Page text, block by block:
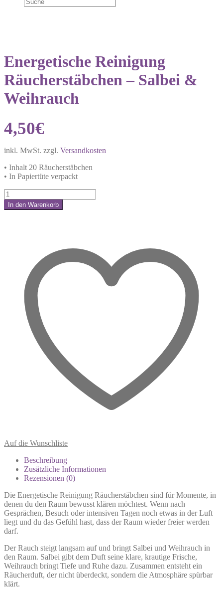
Energetische Reinigung
Räucherstäbchen – Salbei &
Weihrauch
4,50€
inkl. MwSt. zzgl. Versandkosten
• Inhalt 20 Räucherstäbchen
• In Papiertüte verpackt
Energetische
Reinigung
Räucherstäbchen
In den Warenkorb
Auf die Wunschliste
Beschreibung
Zusätzliche Informationen
Rezensionen (0)
Die Energetische Reinigung Räucherstäbchen sind für Momente, in
denen du den Raum bewusst klären möchtest. Wenn nach
Gesprächen, Besuch oder intensiven Tagen noch etwas in der Luft
liegt und du das Gefühl hast, dass der Raum wieder freier werden
darf.
Der Rauch steigt langsam auf und bringt Salbei und Weihrauch in
den Raum. Salbei gibt dem Duft seine klare, krautige Frische,
Weihrauch bringt Tiefe und Ruhe dazu. Zusammen entsteht ein
Räucherduft, der nicht überdeckt, sondern die Atmosphäre spürbar
klärt.